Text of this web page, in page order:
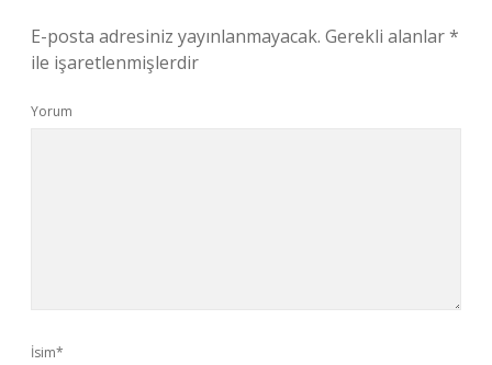
E-posta adresiniz yayınlanmayacak. Gerekli alanlar*
ile işaretlenmişlerdir
Yorum
İsim*